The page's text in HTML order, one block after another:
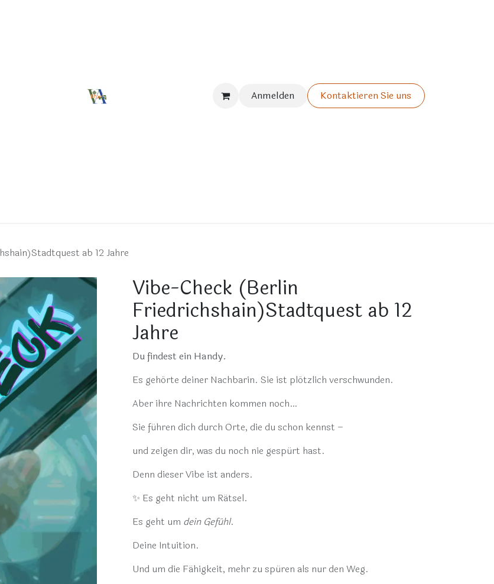
Anmelden Kontaktieren Sie uns
ab 12 Jahre
Vibe-Check (Berlin
Friedrichshain)Stadtquest ab 12
Jahre
Du findest ein Handy.
Es gehörte deiner Nachbarin. Sie ist plötzlich verschwunden.
Aber ihre Nachrichten kommen noch…
Sie führen dich durch Orte, die du schon kennst –
und zeigen dir, was du noch nie gespürt hast.
Denn dieser Vibe ist anders.
✨ Es geht nicht um Rätsel.
Es geht um dein Gefühl.
Deine Intuition.
Und um die Fähigkeit, mehr zu spüren als nur den Weg.